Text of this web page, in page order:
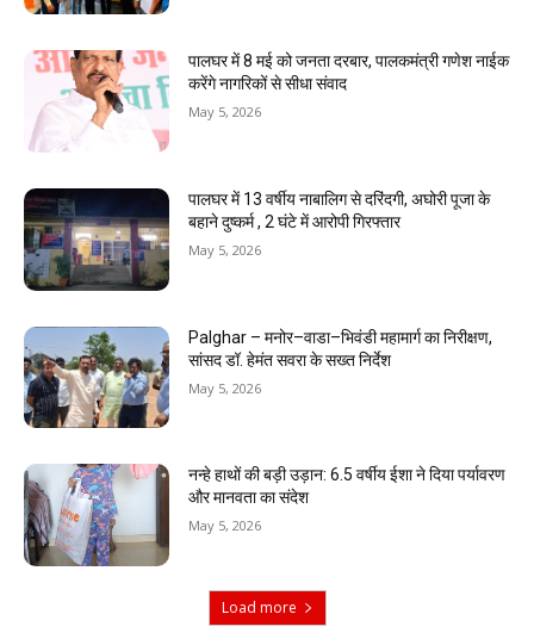
पालघर में 8 मई को जनता दरबार, पालकमंत्री गणेश नाईक
करेंगे नागरिकों से सीधा संवाद
May 5, 2026
पालघर में 13 वर्षीय नाबालिग से दरिंदगी, अघोरी पूजा के
बहाने दुष्कर्म , 2 घंटे में आरोपी गिरफ्तार
May 5, 2026
Palghar – मनोर–वाडा–भिवंडी महामार्ग का निरीक्षण,
सांसद डॉ. हेमंत सवरा के सख्त निर्देश
May 5, 2026
नन्हे हाथों की बड़ी उड़ान: 6.5 वर्षीय ईशा ने दिया पर्यावरण
और मानवता का संदेश
May 5, 2026
Load more